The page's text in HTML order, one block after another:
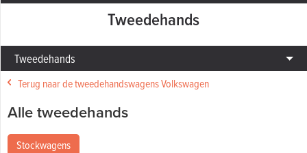
Tweedehands
Tweedehands
Terug naar de tweedehandswagens Volkswagen
Alle tweedehands
Stockwagens